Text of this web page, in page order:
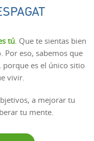
tú. Que te sientas bien
eso, sabemos que
es el único sitio
vivir.
a mejorar tu
tu mente.